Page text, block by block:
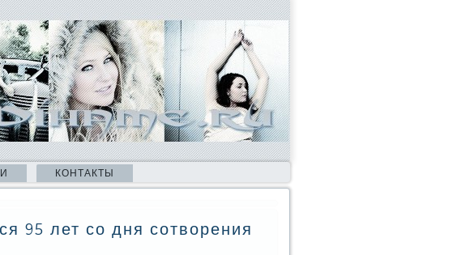
КОНТАКТЫ
95 лет со дня сотворения